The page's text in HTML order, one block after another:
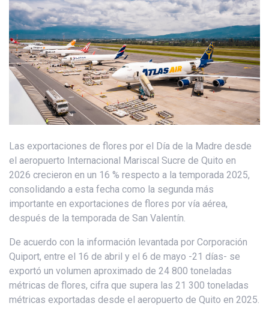
Las exportaciones de flores por el Día de la Madre desde
el aeropuerto Internacional Mariscal Sucre de Quito en
2026 crecieron en un 16 % respecto a la temporada 2025,
consolidando a esta fecha como la segunda más
importante en exportaciones de flores por vía aérea,
después de la temporada de San Valentín.
De acuerdo con la información levantada por Corporación
Quiport, entre el 16 de abril y el 6 de mayo -21 días- se
exportó un volumen aproximado de 24 800 toneladas
métricas de flores, cifra que supera las 21 300 toneladas
métricas exportadas desde el aeropuerto de Quito en 2025.